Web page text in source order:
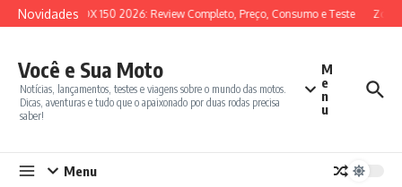
Ir para o conteúdo
Novidades
SYM ADX 150 2026: Review Completo, Preço, Consumo e Teste
Você e Sua Moto
Notícias, lançamentos, testes e viagens sobre o mundo das motos.
Dicas, aventuras e tudo que o apaixonado por duas rodas precisa
saber!
M
e
n
u
Menu